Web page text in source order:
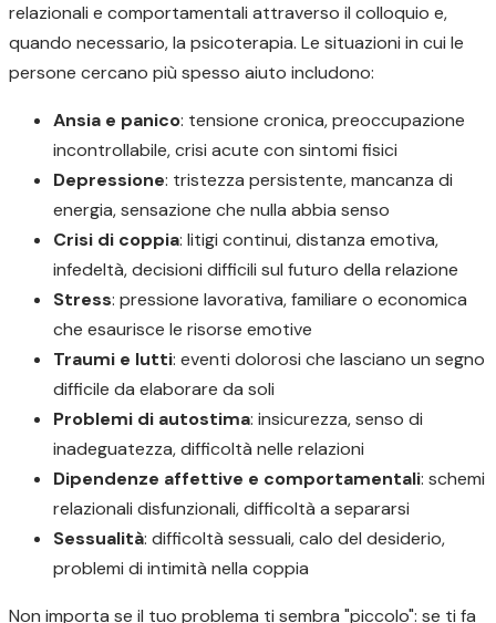
relazionali e comportamentali attraverso il colloquio e,
quando necessario, la psicoterapia. Le situazioni in cui le
persone cercano più spesso aiuto includono:
Ansia e panico: tensione cronica, preoccupazione
incontrollabile, crisi acute con sintomi fisici
Depressione: tristezza persistente, mancanza di
energia, sensazione che nulla abbia senso
Crisi di coppia: litigi continui, distanza emotiva,
infedeltà, decisioni difficili sul futuro della relazione
Stress: pressione lavorativa, familiare o economica
che esaurisce le risorse emotive
Traumi e lutti: eventi dolorosi che lasciano un segno
difficile da elaborare da soli
Problemi di autostima: insicurezza, senso di
inadeguatezza, difficoltà nelle relazioni
Dipendenze affettive e comportamentali: schemi
relazionali disfunzionali, difficoltà a separarsi
Sessualità: difficoltà sessuali, calo del desiderio,
problemi di intimità nella coppia
Non importa se il tuo problema ti sembra "piccolo": se ti fa